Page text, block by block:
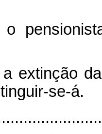
o
extinção
se-á.